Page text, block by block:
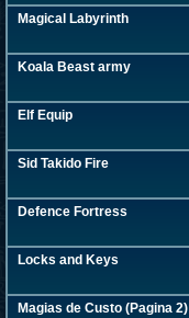
Magical Labyrinth
Koala Beast army
Elf Equip
Sid Takido Fire
Defence Fortress
Locks and Keys
Magias de Custo (Pagina 2)